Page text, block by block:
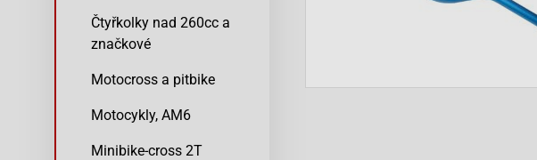
Čtyřkolky nad 260cc a
značkové
Motocross a pitbike
Motocykly, AM6
Minibike-cross 2T